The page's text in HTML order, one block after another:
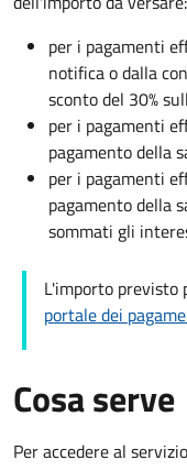
per i pagamenti
notifica o dalla
sconto del 30%
per i pagamenti
pagamento della
per i pagamenti
pagamento della
sommati gli
L'importo previsto
portale dei
Cosa serve
Per accedere al